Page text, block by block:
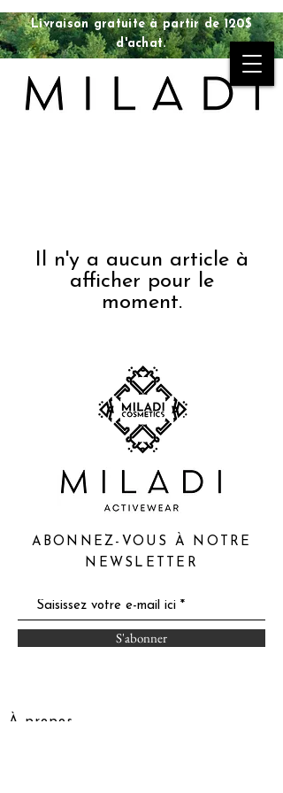
Livraison gratuite à partir de 120$
d'achat.
Il n'y a aucun article à
afficher pour le
moment.
ABONNEZ-VOUS À NOTRE
NEWSLETTER
S'abonner
À propos